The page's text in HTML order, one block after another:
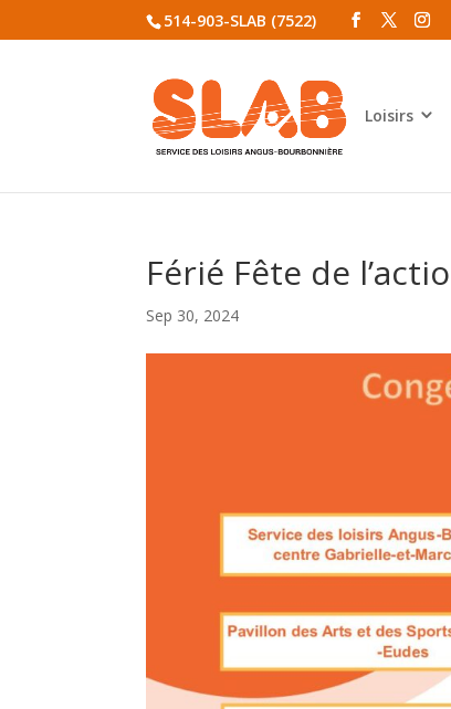
514-903-SLAB (7522)
Loisirs
Férié Fête de
Sep 30, 2024